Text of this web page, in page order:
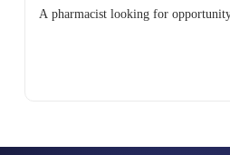
A pharmacist looking for